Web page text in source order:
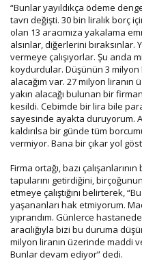
“Bunlar yayıldıkça ödeme
tavrı değişti. 30 bin liralık borç
olan 13 aracımıza yakalama
alsınlar, diğerlerini
vermeye çalışıyorlar. Şu anda
koydurdular. Düşünün 3 milyon
alacağım var. 27 milyon
yakın alacağı bulunan bir
kesildi. Cebimde bir lira bile
sayesinde ayakta duruyorum.
kaldırılsa bir günde tüm
vermiyor. Bana bir çıkar yol
Firma ortağı, bazı
tapularını getirdiğini,
etmeye çalıştığını belirterek,
yaşananları hak etmiyorum.
yıprandım. Günlerce
aracılığıyla bizi bu duruma
milyon liranın üzerinde maddi
Bunlar devam ediyor” dedi.